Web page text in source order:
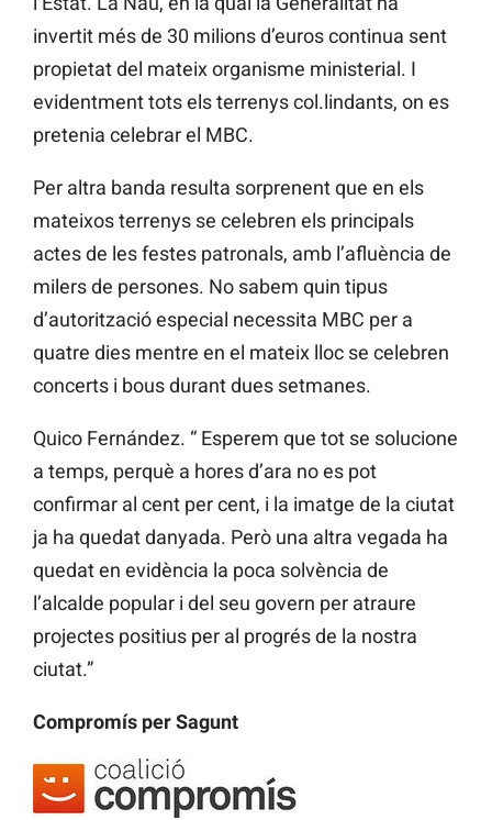
invertit més de 30 milions d’euros continua sent
propietat del mateix organisme ministerial. I
evidentment tots els terrenys col.lindants, on es
pretenia celebrar el MBC.
Per altra banda resulta sorprenent que en els
mateixos terrenys se celebren els principals
actes de les festes patronals, amb l’afluència de
milers de persones. No sabem quin tipus
d’autorització especial necessita MBC per a
quatre dies mentre en el mateix lloc se celebren
concerts i bous durant dues setmanes.
Quico Fernández. “ Esperem que tot se solucione
a temps, perquè a hores d’ara no es pot
confirmar al cent per cent, i la imatge de la ciutat
ja ha quedat danyada. Però una altra vegada ha
quedat en evidència la poca solvència de
l’alcalde popular i del seu govern per atraure
projectes positius per al progrés de la nostra
ciutat.”
Compromís per Sagunt